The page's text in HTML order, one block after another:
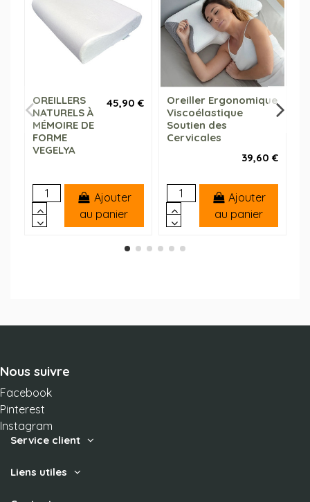
OREILLERS
NATURELS À
MÉMOIRE DE
FORME
VEGELYA
45,90 €
Ajouter
au panier
Oreiller Ergonomique
Viscoélastique
Soutien des
Cervicales
39,60 €
Ajouter
au panier
Nous suivre
Facebook
Pinterest
Instagram
Service client
Liens utiles